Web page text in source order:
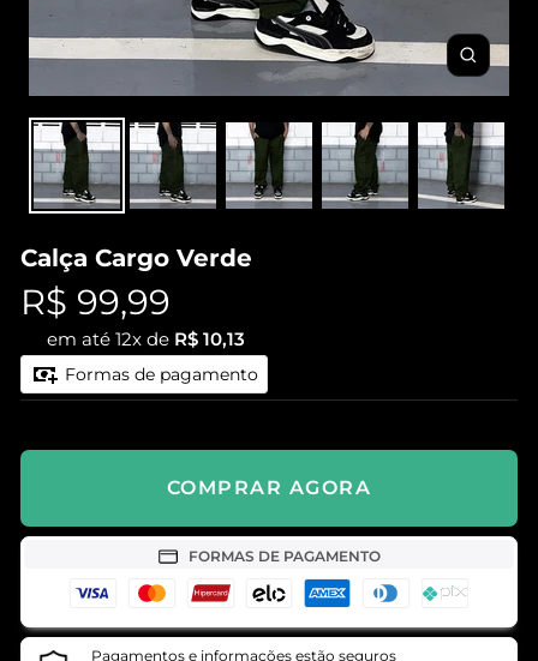
Zoom
Calça Cargo Verde
Preço
promocional
R$ 99,99
em até 12x de R$ 10,13
Formas de pagamento
COMPRAR AGORA
FORMAS DE PAGAMENTO
Pagamentos e informações estão seguros